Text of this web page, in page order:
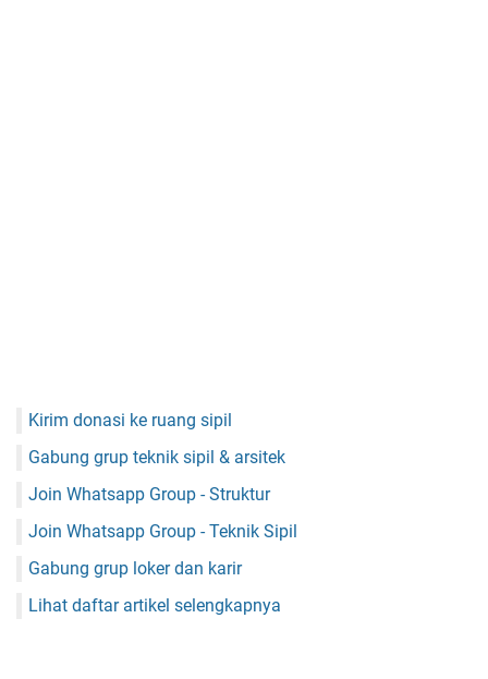
Kirim donasi ke ruang sipil
Gabung grup teknik sipil & arsitek
Join Whatsapp Group - Struktur
Join Whatsapp Group - Teknik Sipil
Gabung grup loker dan karir
Lihat daftar artikel selengkapnya